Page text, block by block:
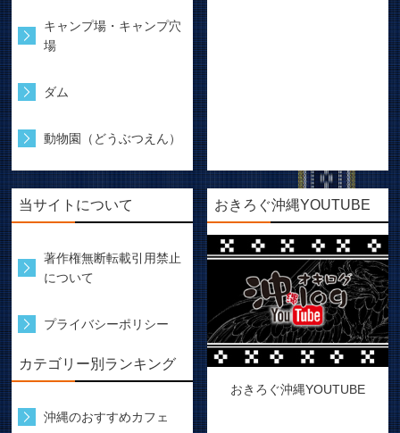
キャンプ場・キャンプ穴
場
ダム
動物園（どうぶつえん）
当サイトについて
著作権無断転載引用禁止
について
プライバシーポリシー
カテゴリー別ランキング
沖縄のおすすめカフェ
おきろぐ沖縄YOUTUBE
おきろぐ沖縄YOUTUBE